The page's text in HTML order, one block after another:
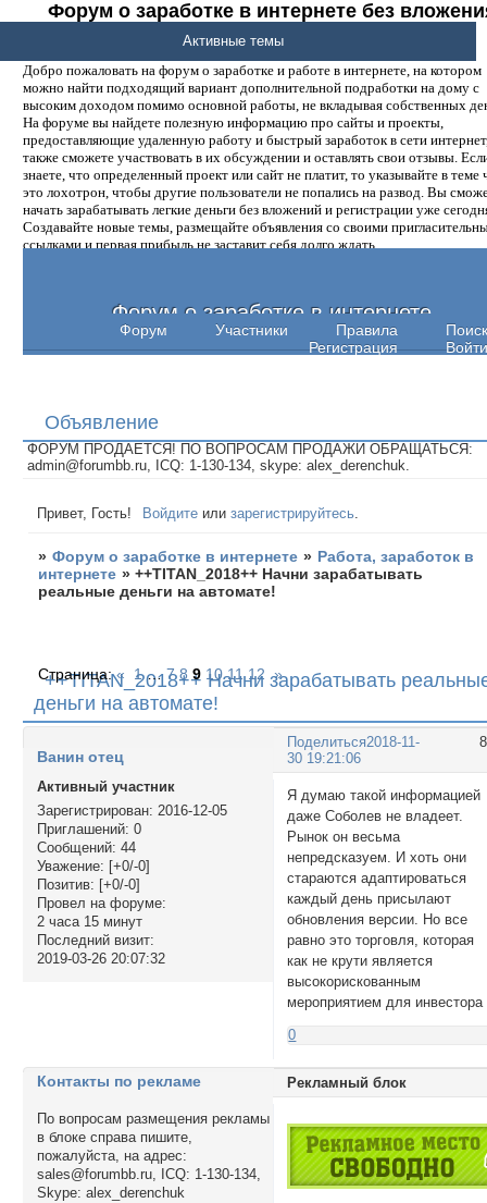
Форум о заработке в интернете без
денег.
Добро пожаловать на форум о заработке и работе в интернете, на котором
можно найти подходящий вариант дополнительной подработки на дому с
высоким доходом помимо основной работы, не вкладывая собственных
На форуме вы найдете полезную информацию про сайты и проекты,
предоставляющие удаленную работу и быстрый заработок в сети
также сможете участвовать в их обсуждении и оставлять свои отзывы.
знаете, что определенный проект или сайт не платит, то указывайте в теме
это лохотрон, чтобы другие пользователи не попались на развод. Вы
начать зарабатывать легкие деньги без вложений и регистрации уже
Создавайте новые темы, размещайте объявления со своими
ссылками и первая прибыль не заставит себя долго ждать.
Форум о заработке в интернете
Форум Участники Правила
Поиск
Регистрация
Войти
Активные темы
Объявление
ФОРУМ ПРОДАЕТСЯ! ПО ВОПРОСАМ ПРОДАЖИ ОБРАЩАТЬСЯ:
admin@forumbb.ru, ICQ: 1-130-134, skype: alex_derenchuk.
Привет, Гость! Войдите илизарегистрируйтесь
» Форум о заработке в интернете » Работа, заработок в
интернете »++TITAN_2018++ Начни зарабатывать
реальные деньги на автомате!
++TITAN_2018++ Начни зарабатывать
деньги на автомате!
Страница:« 1 … 7 8 9 10 11 12 »
Поделиться2018-11-
30 19:21:06
Ванин отец
Активный участник
Зарегистрирован: 2016-12-05
Приглашений: 0
Сообщений: 44
Уважение: [+0/-0]
Позитив: [+0/-0]
Провел на форуме:
2 часа 15 минут
Последний визит:
2019-03-26 20:07:32
Я думаю такой информацией
даже Соболев не владеет.
Рынок он весьма
непредсказуем. И хоть они
стараются адаптироваться
каждый день присылают
обновления версии. Но все
равно это торговля, которая
как не крути является
высокорискованным
мероприятием для инвестора
0
Рекламный блок
Контакты по рекламе
По вопросам размещения рекламы
в блоке справа пишите,
пожалуйста, на адрес:
sales@forumbb.ru, ICQ: 1-130-134,
Skype: alex_derenchuk